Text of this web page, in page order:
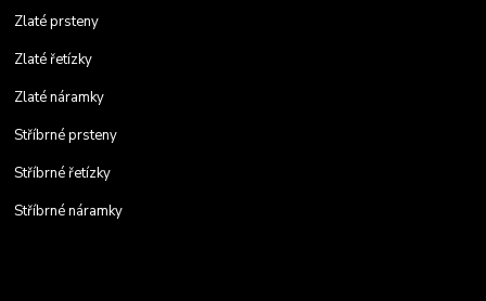
Zlaté prsteny
Zlaté řetízky
Zlaté náramky
Stříbrné prsteny
Stříbrné řetízky
Stříbrné náramky